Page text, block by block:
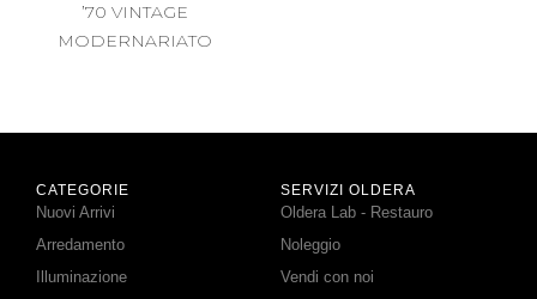
’70 VINTAGE
MODERNARIATO
CATEGORIE
Nuovi Arrivi
Arredamento
Illuminazione
SERVIZI OLDERA
Oldera Lab - Restauro
Noleggio
Vendi con noi